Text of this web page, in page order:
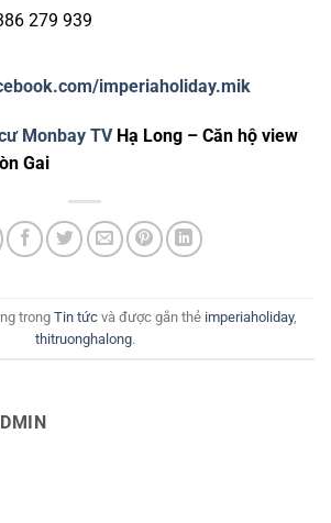
279 939
imperiaholiday.mik
Monbay TVHạ Long – Căn hộ view
Gai
trong Tin tứcvà được gắn thẻ imperiaholiday,
thitruonghalong.